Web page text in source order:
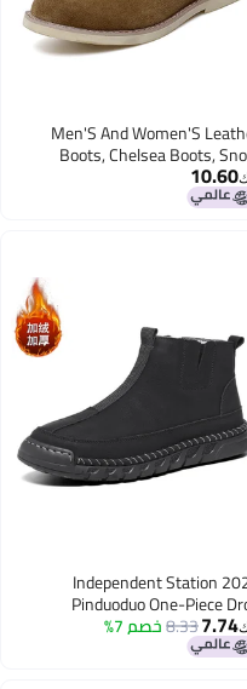
Men'S And Women'S
Boots, Chelsea Boots,
Boots, Handmade Large Size
Top Martin Boots, Genuine
10.60
2025 Independent Station
Pinduoduo One-Piece
Shipping Hand-
Zhongbang Casual
7.74
8.33خصم 7%